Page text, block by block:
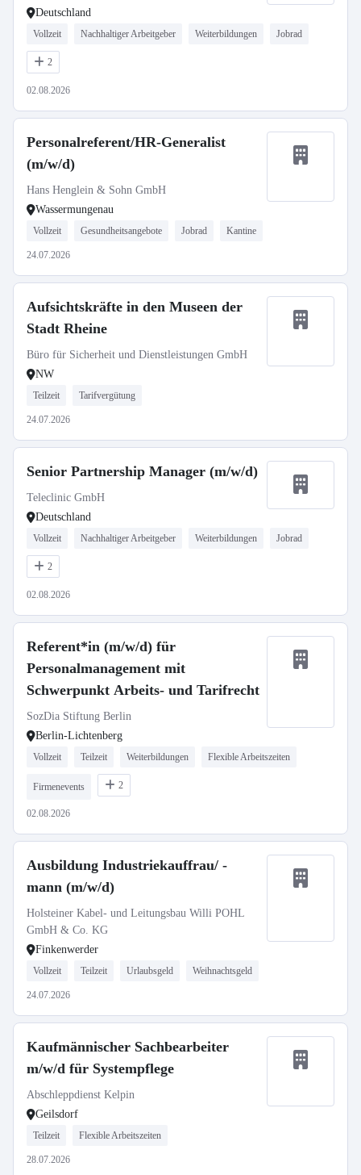
Deutschland
Vollzeit Nachhaltiger Arbeitgeber Weiterbildungen Jobrad
2
02.08.2026
Personalreferent/HR-Generalist
(m/w/d)
Hans Henglein & Sohn GmbH
Wassermungenau
Vollzeit Gesundheitsangebote Jobrad Kantine
24.07.2026
Aufsichtskräfte in den Museen der
Stadt Rheine
Büro für Sicherheit und Dienstleistungen GmbH
NW
Teilzeit Tarifvergütung
24.07.2026
Senior Partnership Manager (m/w/d)
Teleclinic GmbH
Deutschland
Vollzeit Nachhaltiger Arbeitgeber Weiterbildungen Jobrad
2
02.08.2026
Referent*in (m/w/d) für
Personalmanagement mit
Schwerpunkt Arbeits- und Tarifrecht
SozDia Stiftung Berlin
Berlin-Lichtenberg
Vollzeit Teilzeit Weiterbildungen Flexible Arbeitszeiten
Firmenevents 2
02.08.2026
Ausbildung Industriekauffrau/ -
mann (m/w/d)
Holsteiner Kabel- und Leitungsbau Willi POHL
GmbH & Co. KG
Finkenwerder
Vollzeit Teilzeit Urlaubsgeld Weihnachtsgeld
24.07.2026
Kaufmännischer Sachbearbeiter
m/w/d für Systempflege
Abschleppdienst Kelpin
Geilsdorf
Teilzeit Flexible Arbeitszeiten
28.07.2026